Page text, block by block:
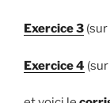
Exercice 3
Exercice 4